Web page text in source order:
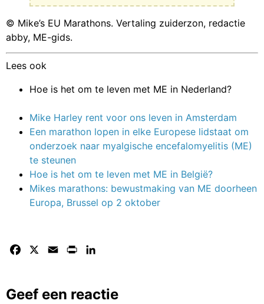
© Mike’s EU Marathons. Vertaling zuiderzon, redactie
abby, ME-gids.
Lees ook
Hoe is het om te leven met ME in Nederland?
Mike Harley rent voor ons leven in Amsterdam
Een marathon lopen in elke Europese lidstaat om
onderzoek naar myalgische encefalomyelitis (ME)
te steunen
Hoe is het om te leven met ME in België?
Mikes marathons: bewustmaking van ME doorheen
Europa, Brussel op 2 oktober
Facebook Email Print
Geef een reactie